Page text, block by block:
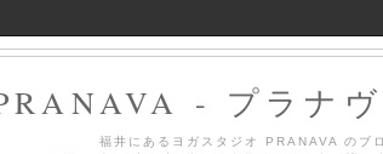
- プラナ
福井にあるヨガスタジオ PRANAVA のブ